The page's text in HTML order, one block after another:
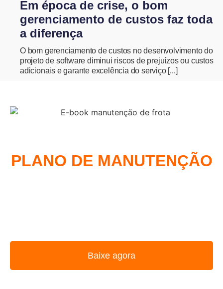
Em época de crise, o bom
gerenciamento de custos faz toda
a diferença
O bom gerenciamento de custos no desenvolvimento do
projeto de software diminui riscos de prejuízos ou custos
adicionais e garante excelência do serviço [...]
PLANO DE MANUTENÇÃO
Baixe agora